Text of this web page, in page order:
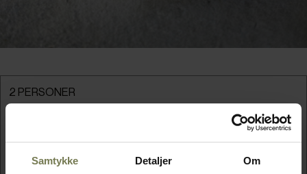
Samtykke Detaljer Om
2 PERSONER
Ingredienser
4 store skiver god surdejsbrød